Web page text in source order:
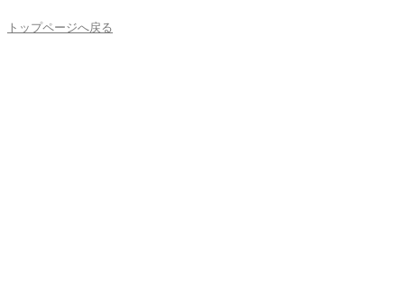
トップページへ戻る